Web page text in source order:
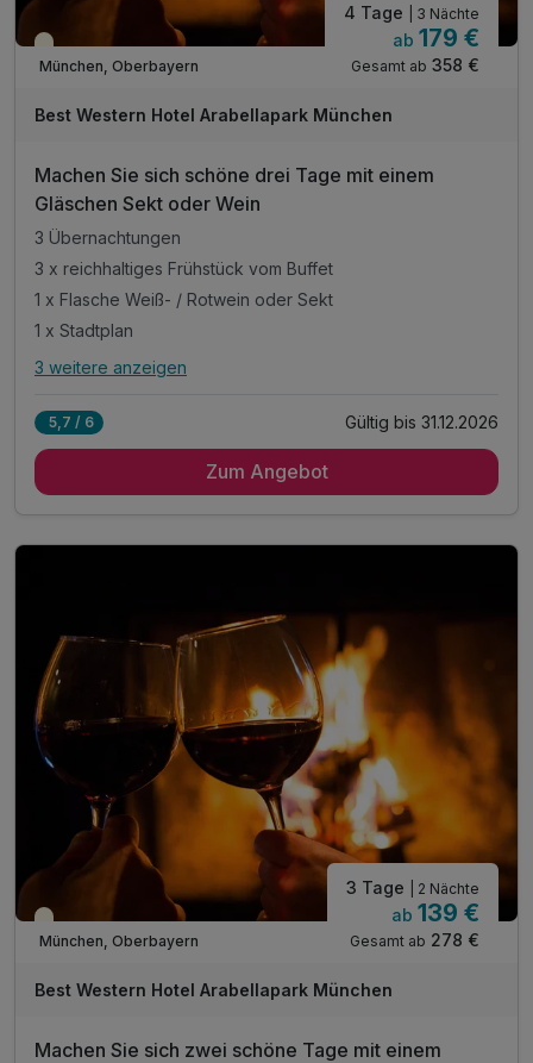
Teilweise ausgelastet
München, Oberbayern
4 Tage | 3 Nächte
ab 179 €
Gesamt ab 358 €
Best Western Hotel Arabellapark München
Machen Sie sich schöne drei Tage mit einem
Gläschen Sekt oder Wein
3 Übernachtungen
3 x reichhaltiges Frühstück vom Buffet
1 x Flasche Weiß- / Rotwein oder Sekt
1 x Stadtplan
Alle Inklusivleistungen
3 x reichhaltiges Frühstück vom Buffet
3 weitere anzeigen
5,7 / 6 Gültig bis 31.12.2026
Zum Angebot
Teilweise ausgelastet
München, Oberbayern
3 Tage | 2 Nächte
ab 139 €
Gesamt ab 278 €
Best Western Hotel Arabellapark München
Machen Sie sich zwei schöne Tage mit einem